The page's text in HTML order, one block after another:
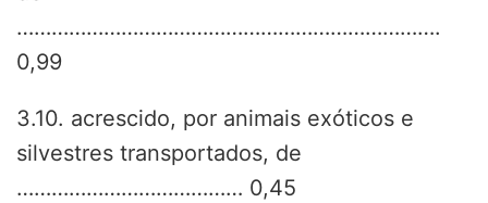
……………………………………………………………….
0,99
3.10. acrescido, por animais exóticos e
silvestres transportados, de
………………………………… 0,45